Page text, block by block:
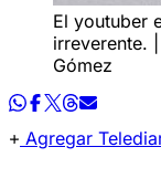
El youtuber
irreverente.
Gómez
Agregar